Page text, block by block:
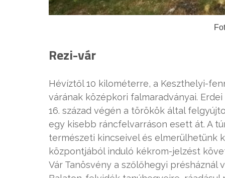
Rezi-vár
Hévíztől 10 kilométerre, a Keszthelyi-
várának középkori falmaradványai.
16. század végén a törökök által
egy kisebb ráncfelvarráson esett át. A
természeti kincseivel és elmerülhetünk
központjából induló kékrom-jelzést
Vár Tanösvény a szőlőhegyi présháznál